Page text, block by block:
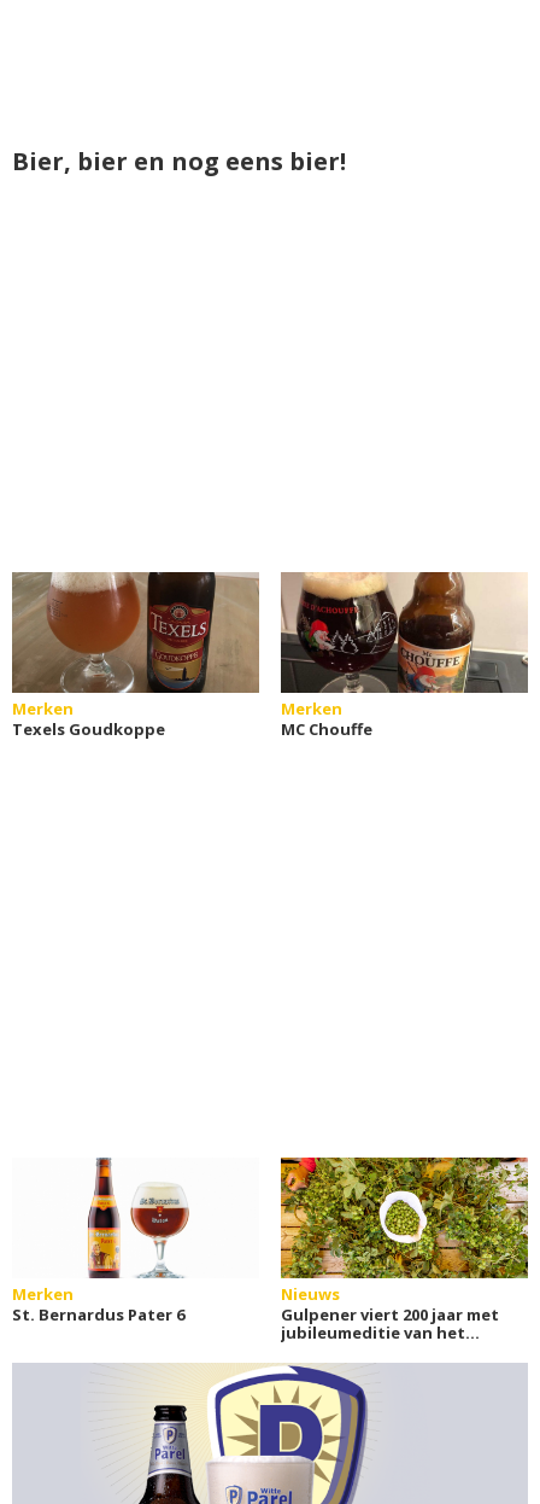
Bier, bier en nog eens bier!
Merken
Texels Goudkoppe
Merken
MC Chouffe
Merken
St. Bernardus Pater 6
Nieuws
Gulpener viert 200 jaar met
jubileumeditie van het